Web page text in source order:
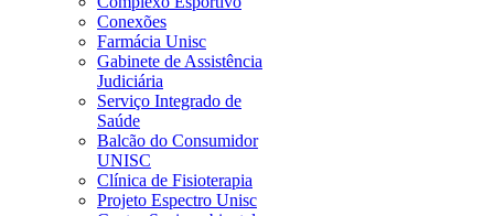
Conexões
Farmácia Unisc
Gabinete de Assistência
Judiciária
Serviço Integrado de
Saúde
Balcão do Consumidor
UNISC
Clínica de Fisioterapia
Projeto Espectro Unisc